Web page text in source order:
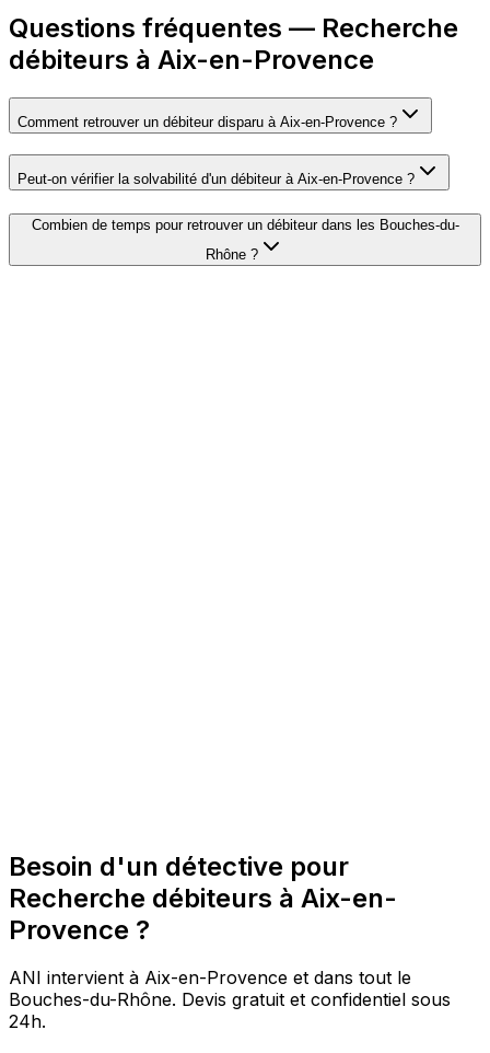
Questions fréquentes — Recherche
débiteurs à Aix-en-Provence
Comment retrouver un débiteur disparu à Aix-en-Provence ?
Peut-on vérifier la solvabilité d'un débiteur à Aix-en-Provence ?
Combien de temps pour retrouver un débiteur dans les Bouches-du-
Rhône ?
Besoin d'un détective pour
Recherche débiteurs à Aix-en-
Provence ?
ANI intervient à Aix-en-Provence et dans tout le
Bouches-du-Rhône. Devis gratuit et confidentiel sous
24h.